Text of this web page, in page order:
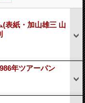
表紙・加山雄三 山
年ツアーパン